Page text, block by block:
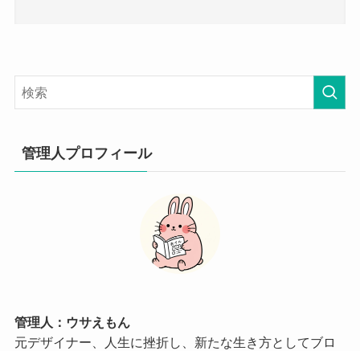
管理人プロフィール
管理人：ウサえもん
元デザイナー、人生に挫折し、新たな生き方としてブロ